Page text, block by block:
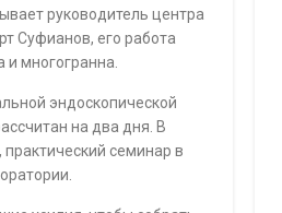
руководитель центра
Суфианов, его работа
и многогранна.
эндоскопической
на два дня. В
семинар в